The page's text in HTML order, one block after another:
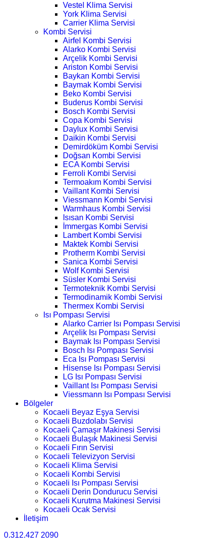
Vestel Klima Servisi
York Klima Servisi
Carrier Klima Servisi
Kombi Servisi
Airfel Kombi Servisi
Alarko Kombi Servisi
Arçelik Kombi Servisi
Ariston Kombi Servisi
Baykan Kombi Servisi
Baymak Kombi Servisi
Beko Kombi Servisi
Buderus Kombi Servisi
Bosch Kombi Servisi
Copa Kombi Servisi
Daylux Kombi Servisi
Daikin Kombi Servisi
Demirdöküm Kombi Servisi
Doğsan Kombi Servisi
ECA Kombi Servisi
Ferroli Kombi Servisi
Termoakım Kombi Servisi
Vaillant Kombi Servisi
Viessmann Kombi Servisi
Warmhaus Kombi Servisi
Isısan Kombi Servisi
İmmergas Kombi Servisi
Lambert Kombi Servisi
Maktek Kombi Servisi
Protherm Kombi Servisi
Sanica Kombi Servisi
Wolf Kombi Servisi
Süsler Kombi Servisi
Termoteknik Kombi Servisi
Termodinamik Kombi Servisi
Thermex Kombi Servisi
Isı Pompası Servisi
Alarko Carrier Isı Pompası Servisi
Arçelik Isı Pompası Servisi
Baymak Isı Pompası Servisi
Bosch Isı Pompası Servisi
Eca Isı Pompası Servisi
Hisense Isı Pompası Servisi
LG Isı Pompası Servisi
Vaillant Isı Pompası Servisi
Viessmann Isı Pompası Servisi
Bölgeler
Kocaeli Beyaz Eşya Servisi
Kocaeli Buzdolabı Servisi
Kocaeli Çamaşır Makinesi Servisi
Kocaeli Bulaşık Makinesi Servisi
Kocaeli Fırın Servisi
Kocaeli Televizyon Servisi
Kocaeli Klima Servisi
Kocaeli Kombi Servisi
Kocaeli Isı Pompası Servisi
Kocaeli Derin Dondurucu Servisi
Kocaeli Kurutma Makinesi Servisi
Kocaeli Ocak Servisi
İletişim
0.312.427 2090